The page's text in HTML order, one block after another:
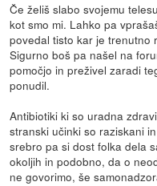
Če želiš slabo svojemu
kot smo mi. Lahko pa
povedal tisto kar je trenutno
Sigurno boš pa našel na
pomočjo in preživel zaradi
ponudil.
Antibiotiki ki so uradna
stranski učinki so raziskani
srebro pa si dost folka dela
okoljih in podobno, da o
ne govorimo, še